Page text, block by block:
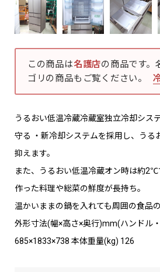
この商品は名護店の商品です。
ゴリの商品もご覧ください。
うるおい低温冷蔵冷蔵室独立冷却シス
守る ・新冷却システムを採用し、うる
抑えます。
また、うるおい低温冷蔵オン時は約2℃
作った料理や総菜の鮮度が長持ち。
温かいままの鍋を入れても周囲の食品
外形寸法(幅×高さ×奥行)mm(ハンドル
685×1833×738 本体重量(kg) 126